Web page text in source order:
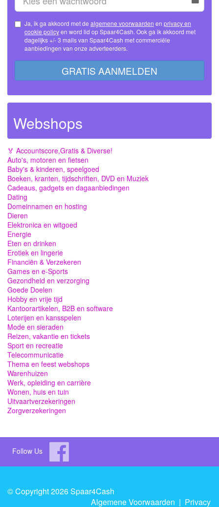
Ja, ik ga akkoord met de algemene voorwaarden en privacy en
cookie policy
dagelijks +/- 3 mails van Spaar4Cash met commerciële
aanbiedingen van onze adverteerders.
GRATIS AANMELDEN
Webshops
🏅 Accountscore,Gratis & Diverse!
Auto's, motoren en fietsen
Baby's & kinderen, speelgoed
Boeken, kranten, tijdschriften, DVD en Muziek
Cadeaus, gadgets en dagaanbiedingen
Dating
Domeinnamen en hosting
Dieren
Elektronica en witgoed
Energie
Eten en drinken
Erotiek en lingerie
Financiën & Verzekeren
Games en e-Sports
Gezondheid en verzorging
Goede Doelen
Hobby en vrije tijd
Kantoorartikelen, B2B en software
Loterijen en kansspelen
Mode en sieraden
Reizen, vakantie en tickets
Sport en recreatie
Telecommunicatie
Thema en feest webshops
Warenhuizen
Werk, opleiding en carrière
Wonen, huis en tuin
Uitvaartverzekeringen
Zorgverzekeringen
Follow Us
© Copyright 2026 Spaar4Cash
Algemene Voorwaarden | Privacy